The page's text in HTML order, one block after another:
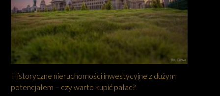
Historyczne nieruchomości inwestycyjne z dużym
potencjałem – czy warto kupić pałac?